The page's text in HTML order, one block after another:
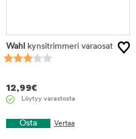
Wahl kynsitrimmeri varaosat
12,99€
Löytyy varastosta
Osta Vertaa